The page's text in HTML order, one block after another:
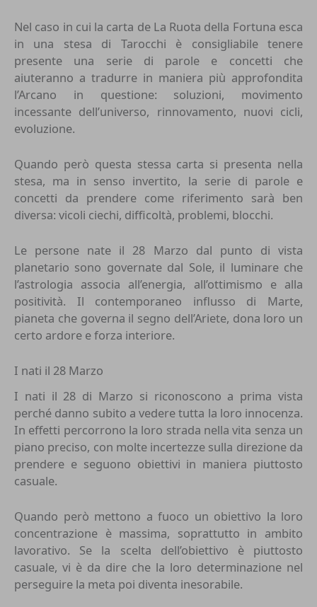
Nel caso in cui la carta de La Ruota della Fortuna esca
in una stesa di Tarocchi è consigliabile tenere
presente una serie di parole e concetti che
aiuteranno a tradurre in maniera più approfondita
l’Arcano in questione: soluzioni, movimento
incessante dell’universo, rinnovamento, nuovi cicli,
evoluzione.
Quando però questa stessa carta si presenta nella
stesa, ma in senso invertito, la serie di parole e
concetti da prendere come riferimento sarà ben
diversa: vicoli ciechi, difficoltà, problemi, blocchi.
Le persone nate il 28 Marzo dal punto di vista
planetario sono governate dal Sole, il luminare che
l’astrologia associa all’energia, all’ottimismo e alla
positività. Il contemporaneo influsso di Marte,
pianeta che governa il segno dell’Ariete, dona loro un
certo ardore e forza interiore.
I nati il 28 Marzo
I nati il 28 di Marzo si riconoscono a prima vista
perché danno subito a vedere tutta la loro innocenza.
In effetti percorrono la loro strada nella vita senza un
piano preciso, con molte incertezze sulla direzione da
prendere e seguono obiettivi in maniera piuttosto
casuale.
Quando però mettono a fuoco un obiettivo la loro
concentrazione è massima, soprattutto in ambito
lavorativo. Se la scelta dell’obiettivo è piuttosto
casuale, vi è da dire che la loro determinazione nel
perseguire la meta poi diventa inesorabile.